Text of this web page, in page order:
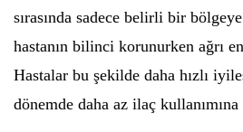
sırasında sadece belirli bir
hastanın bilinci korunurken ağrı
Hastalar bu şekilde daha hızlı
dönemde daha az ilaç